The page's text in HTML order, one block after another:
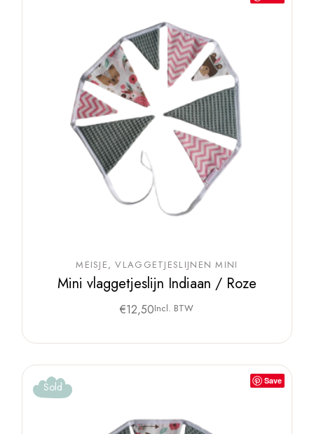
MEISJE VLAGGETJESLIJNEN MINI
Mini vlaggetjeslijn Indiaan / Roze
€12,50Incl. BTW
Save
Sold